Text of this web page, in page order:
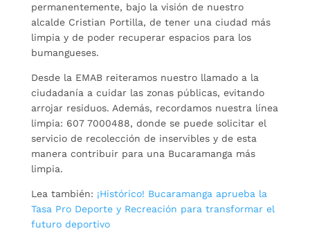
permanentemente, bajo la visión de nuestro
alcalde Cristian Portilla, de tener una ciudad más
limpia y de poder recuperar espacios para los
bumangueses.
Desde la EMAB reiteramos nuestro llamado a la
ciudadanía a cuidar las zonas públicas, evitando
arrojar residuos. Además, recordamos nuestra línea
limpia: 607 7000488, donde se puede solicitar el
servicio de recolección de inservibles y de esta
manera contribuir para una Bucaramanga más
limpia.
Lea también: ¡Histórico! Bucaramanga aprueba la
Tasa Pro Deporte y Recreación para transformar el
futuro deportivo